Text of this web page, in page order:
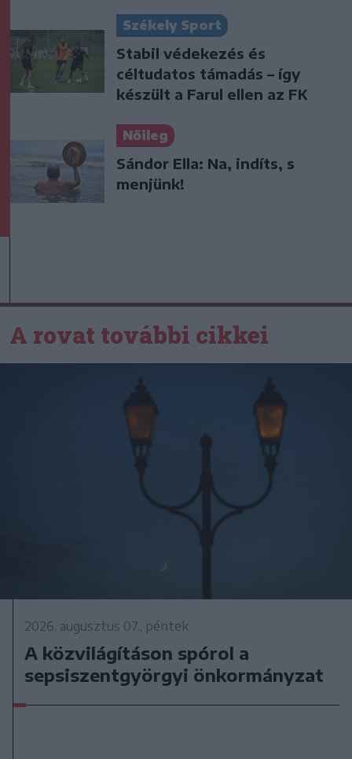
Székely Sport
Stabil védekezés és
céltudatos támadás – így
készült a Farul ellen az FK
Nőileg
Sándor Ella: Na, indíts, s
menjünk!
A rovat további cikkei
2026. augusztus 07., péntek
A közvilágításon spórol a
sepsiszentgyörgyi önkormányzat